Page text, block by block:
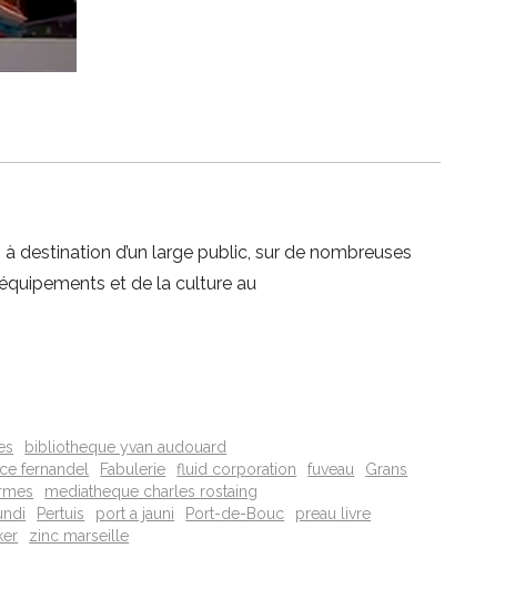
destination d’un large public, sur de nombreuses
et de la culture au
bibliotheque yvan audouard
fernandel Fabulerie fluid corporation fuveau
Grans
mediatheque charles rostaing
Pertuis port a jauni Port-de-Bouc
preau livre
zinc marseille